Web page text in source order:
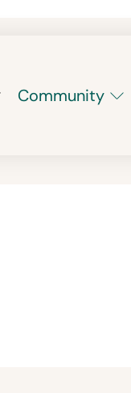
Community